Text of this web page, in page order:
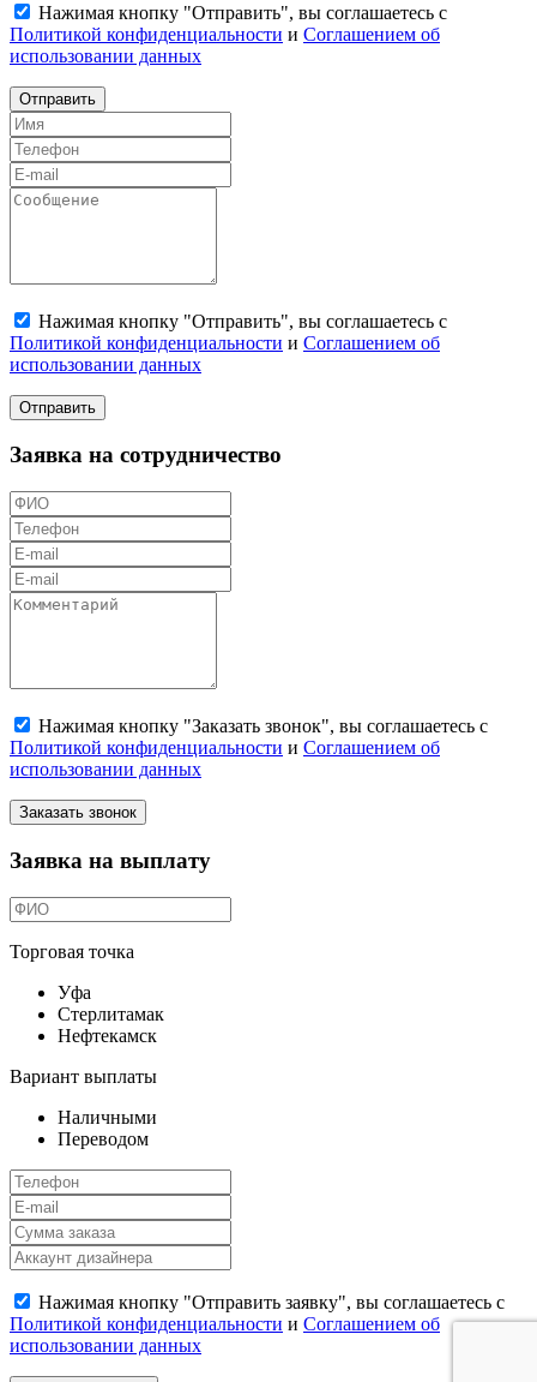
Нажимая кнопку "Отправить", вы соглашаетесь с
Политикой конфиденциальности и Соглашением об
использовании данных
Отправить
Нажимая кнопку "Отправить", вы соглашаетесь с
Политикой конфиденциальности и Соглашением об
использовании данных
Отправить
Заявка на сотрудничество
Нажимая кнопку "Заказать звонок", вы соглашаетесь с
Политикой конфиденциальности и Соглашением об
использовании данных
Заказать звонок
Заявка на выплату
Торговая точка
Уфа
Стерлитамак
Нефтекамск
Вариант выплаты
Наличными
Переводом
Нажимая кнопку "Отправить заявку", вы соглашаетесь с
Политикой конфиденциальности и Соглашением об
использовании данных